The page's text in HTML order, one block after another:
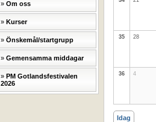
Om oss
Kurser
Önskemål/startgrupp
Gemensamma middagar
PM Gotlandsfestivalen
2026
35 28
36 4
Idag